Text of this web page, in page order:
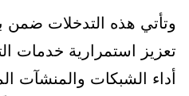
وتأتي هذه التدخلات ضمن
تعزيز استمرارية خدمات
أداء الشبكات والمنشآت